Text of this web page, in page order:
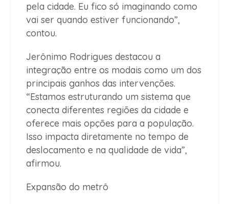
pela cidade. Eu fico só imaginando como
vai ser quando estiver funcionando”,
contou.
Jerônimo Rodrigues destacou a
integração entre os modais como um dos
principais ganhos das intervenções.
“Estamos estruturando um sistema que
conecta diferentes regiões da cidade e
oferece mais opções para a população.
Isso impacta diretamente no tempo de
deslocamento e na qualidade de vida”,
afirmou.
Expansão do metrô